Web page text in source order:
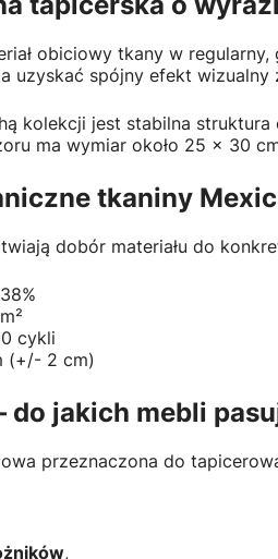
obiciowy tkany w
uzyskać spójny efekt
kolekcji jest stabilna
ma wymiar około 25 × 30
tkaniny
dobór materiału do
cykli
(+/- 2 cm)
do jakich mebli
przeznaczona do
,